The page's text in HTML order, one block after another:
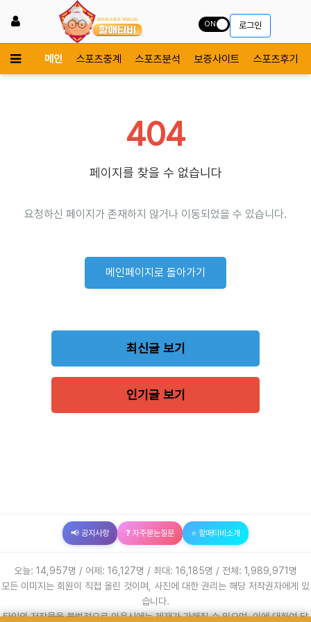
ON 로그인
메인 스포츠중계 스포츠분석 보증사이트 스포츠후기
404
페이지를 찾을 수 없습니다
요청하신 페이지가 존재하지 않거나 이동되었을 수 있습니다.
메인페이지로 돌아가기
최신글 보기
인기글 보기
📢 공지사항 ❓ 자주묻는질문 ⭐ 할매티비소개
오늘: 14,957명 / 어제: 16,127명 / 최대: 16,185명 / 전체: 1,989,971명
모든 이미지는 회원이 직접 올린 것이며, 사진에 대한 권리는 해당 저작권자에게 있
습니다.
타인의 저작물을 불법적으로 이용시에는 제재가 가해질 수 있으며, 이에 대하여 당